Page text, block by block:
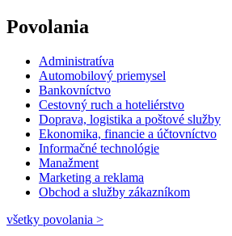
Povolania
Administratíva
Automobilový priemysel
Bankovníctvo
Cestovný ruch a hoteliérstvo
Doprava, logistika a poštové služby
Ekonomika, financie a účtovníctvo
Informačné technológie
Manažment
Marketing a reklama
Obchod a služby zákazníkom
všetky povolania >